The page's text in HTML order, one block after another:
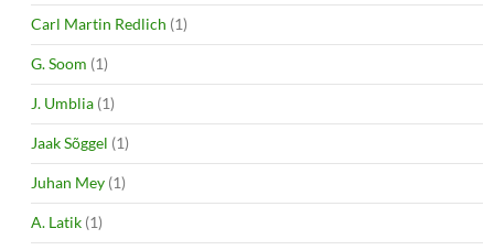
Carl Martin Redlich (1)
G. Soom (1)
J. Umblia (1)
Jaak Sõggel (1)
Juhan Mey (1)
A. Latik (1)